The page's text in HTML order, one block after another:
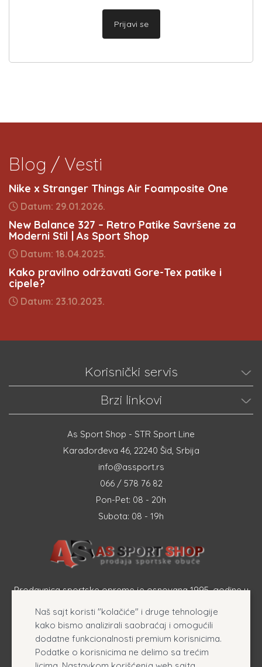
Prijavi se
Blog / Vesti
Nike x Stranger Things Air Foamposite One
Datum: 29.01.2026.
New Balance 327 – Retro Patike Savršene za
Moderni Stil | As Sport Shop
Datum: 18.04.2025.
Kako pravilno održavati Gore-Tex patike i
cipele?
Datum: 23.10.2023.
Korisnički servis
Brzi linkovi
As Sport Shop - STR Sport Line
Karađorđeva 46, 22240 Šid, Srbija
info@assport.rs
066 / 578 76 82
Pon-Pet: 08 - 20h
Subota: 08 - 19h
Prodavnica sportske opreme je osnovana 1995. godine u
opreme, originalnih patika i sportske odeće online.
Naš sajt koristi "kolačiće" i druge tehnologije
kako bismo analizirali saobraćaj i omogućili
dodatne funkcionalnosti premium korisnicima.
Podatke o korisnicima ne delimo sa trećim